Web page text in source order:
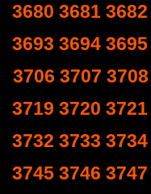
3680 3681 3682
3693 3694 3695
3706 3707 3708
3719 3720 3721
3732 3733 3734
3745 3746 3747